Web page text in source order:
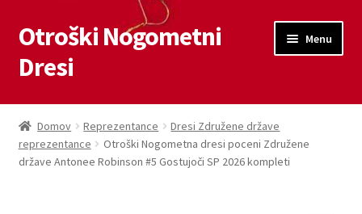
Skip
to
navigation
Skip
to
content
Otroški Nogometni
Dresi
Menu
Domov
Blog
Domov Reprezentance
Dresi Združene države
reprezentance
Otroški Nogometna dresi poceni Združene
države Antonee Robinson #5 Gostujoči SP 2026 kompleti